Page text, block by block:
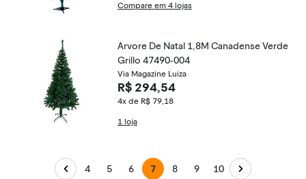
Compare em 4 lojas
Arvore De Natal 1,8M Canadense Verde
Grillo 47490-004
Via Magazine Luiza
R$ 294,54
4x de R$ 79,18
1 loja
4 5 6 7 8 9 10